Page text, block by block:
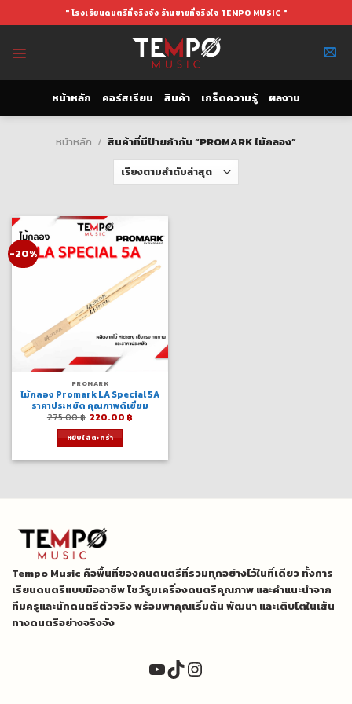
to
" โรงเรียนดนตรีที่จริงจัง ร้านขายที่จริงใจ TEMPO MUSIC "
หน้าหลัก คอร์สเรียน สินค้า เกร็ดความรู้ ผลงาน
หน้าหลัก / สินค้าที่มีป้ายกำกับ “PROMARK ไม้กลอง”
-20%
PROMARK
ไม้กลอง Promark LA Special 5A
ราคาประหยัด คุณภาพดีเยี่ยม
275.00฿ Original
was:
275.00 ฿.
220.00 ฿
หยิบใส่ตะกร้า
Tempo Music คือพื้นที่ของคนดนตรีที่รวมทุกอย่างไว้ในที่เดียว ทั้งการ
เรียนดนตรีแบบมืออาชีพ โชว์รูมเครื่องดนตรีคุณภาพ และคำแนะนำจาก
ทีมครูและนักดนตรีตัวจริง พร้อมพาคุณเริ่มต้น พัฒนา และเติบโตในเส้น
ทางดนตรีอย่างจริงจัง
YouTube
TikTok
Instagram